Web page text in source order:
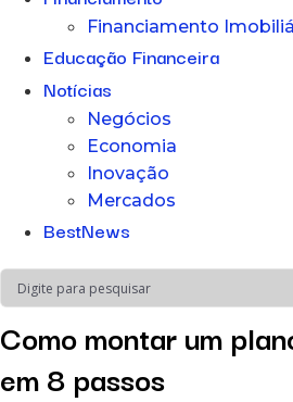
Financiamento
Educação Financeira
Notícias
Negócios
Economia
Inovação
Mercados
BestNews
Como montar um
em 8 passos